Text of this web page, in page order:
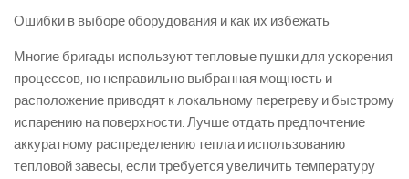
Ошибки в выборе оборудования и как их избежать
Многие бригады используют тепловые пушки для ускорения
процессов, но неправильно выбранная мощность и
расположение приводят к локальному перегреву и быстрому
испарению на поверхности. Лучше отдать предпочтение
аккуратному распределению тепла и использованию
тепловой завесы, если требуется увеличить температуру